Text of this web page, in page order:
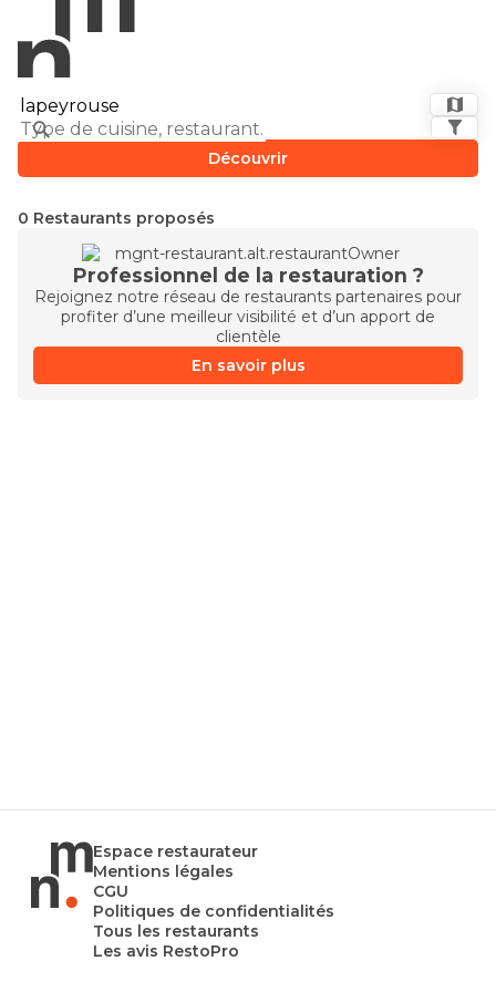
Découvrir
0 Restaurants proposés
Professionnel de la restauration ?
Rejoignez notre réseau de restaurants partenaires pour
profiter d’une meilleur visibilité et d’un apport de
clientèle
En savoir plus
Espace restaurateur
Mentions légales
CGU
Politiques de confidentialités
Tous les restaurants
Les avis RestoPro